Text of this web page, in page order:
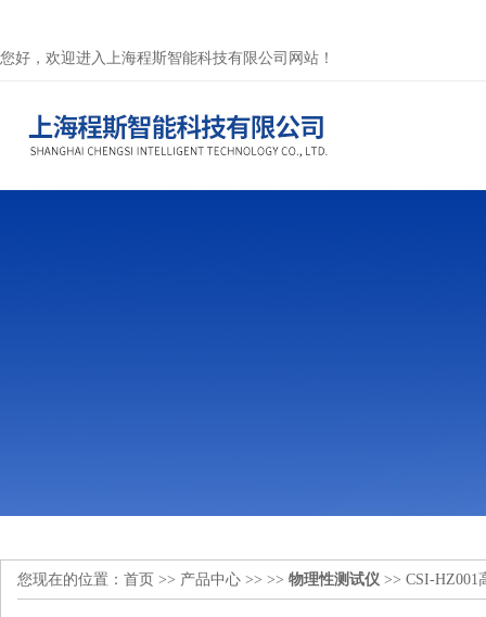
您好，欢迎进入上海程斯智能科技有限公司网站！
您现在的位置： 首页 >> 产品中心 >> >> 物理性测试仪 >> CSI-HZ001